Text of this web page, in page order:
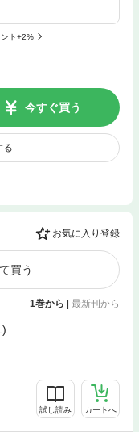
ト+2%
今すぐ買う
る
お気に入り登録
買う
1巻から | 最新刊から
試し読み カートへ